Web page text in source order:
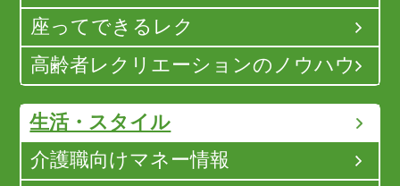
座ってできるレク
高齢者レクリエーションのノウハウ
生活・スタイル
介護職向けマネー情報